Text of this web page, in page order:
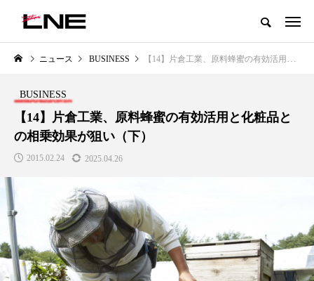
グローバルビューティ＆ヘルスケアビジネス誌
LIFESTYLE
SNSの「加工顔」と美容医療｜AI
がもたらす可能性とこれから
2026.07.13
BUSINESS
GWI調査から読み解く2030年の
都市型スパ――身近なウェルネ
の次世代モデル
ニュース BUSINESS 【14】片倉工業、原料蜂蜜の有効活用と化粧品との相乗効果が狙い（下）
BUSINESS
【14】片倉工業、原料蜂蜜の有効活用と化粧品と
の相乗効果が狙い（下）
2015.02.24 2025.04.26